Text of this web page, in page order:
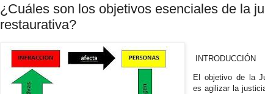
¿Cuáles son los objetivos esenciales de la
restaurativa?
INTRODUCCIÓN
El objetivo de la
es agilizar la